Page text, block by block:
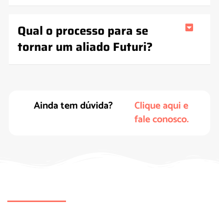
Qual o processo para se
tornar um aliado Futuri?
Ainda tem dúvida?
Clique aqui e
fale conosco.